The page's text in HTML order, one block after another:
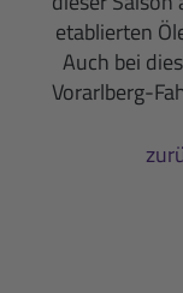
etablierten
Auch bei
Vorarlberg-